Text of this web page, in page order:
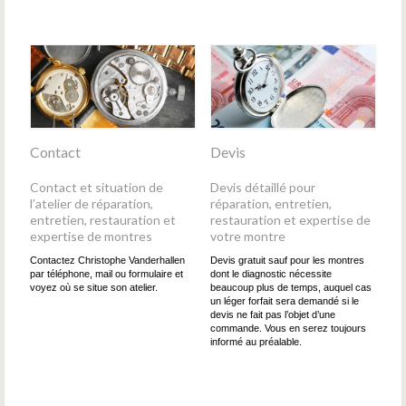
Contact
Contact et situation de
l’atelier de réparation,
entretien, restauration et
expertise de montres
Contactez Christophe Vanderhallen
par téléphone, mail ou formulaire et
voyez où se situe son atelier.
Devis
Devis détaillé pour
réparation, entretien,
restauration et expertise de
votre montre
Devis gratuit sauf pour les montres
dont le diagnostic nécessite
beaucoup plus de temps, auquel cas
un léger forfait sera demandé si le
devis ne fait pas l’objet d’une
commande. Vous en serez toujours
informé au préalable.